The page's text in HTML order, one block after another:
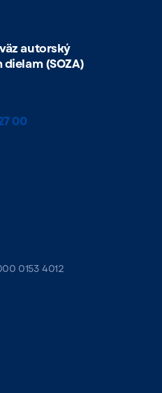
autorský
(SOZA)
00
0153 4012